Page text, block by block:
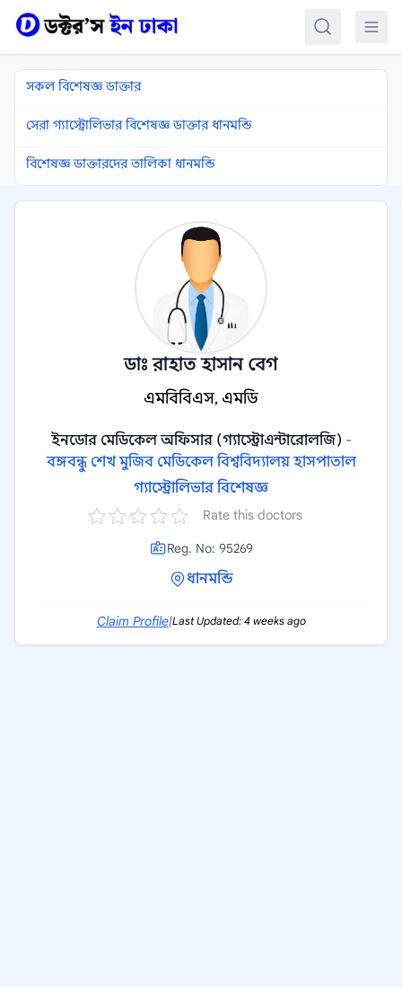
সকল বিশেষজ্ঞ ডাক্তার
সেরা গ্যাস্ট্রোলিভার বিশেষজ্ঞ ডাক্তার ধানমন্ডি
বিশেষজ্ঞ ডাক্তারদের তালিকা ধানমন্ডি
ডাঃ রাহাত হাসান বেগ
এমবিবিএস, এমডি
ইনডোর মেডিকেল অফিসার (গ্যাস্ট্রোএন্টারোলজি) -
বঙ্গবন্ধু শেখ মুজিব মেডিকেল বিশ্ববিদ্যালয় হাসপাতাল
গ্যাস্ট্রোলিভার বিশেষজ্ঞ
Rate this doctors
Reg. No: 95269
ধানমন্ডি
Claim Profile|Last Updated: 4 weeks ago